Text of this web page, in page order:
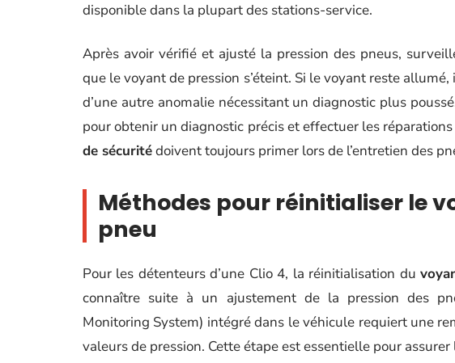
disponible dans la plupart des stations-service.
Après avoir vérifié et ajusté la pression des pneus,
que le voyant de pression s’éteint. Si le voyant reste
d’une autre anomalie nécessitant un diagnostic plus
pour obtenir un diagnostic précis et effectuer les
de sécuritédoivent toujours primer lors de l’entretien des
Méthodes pour réinitialiser le
pneu
Pour les détenteurs d’une Clio 4, la réinitialisation du
connaître suite à un ajustement de la pression des
Monitoring System) intégré dans le véhicule requiert une
valeurs de pression. Cette étape est essentielle pour